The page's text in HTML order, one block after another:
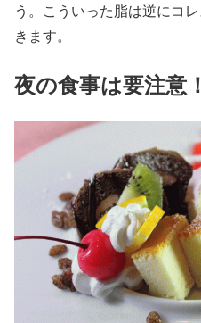
う。こういった脂は逆にコ
きます。
夜の食事は要注意！